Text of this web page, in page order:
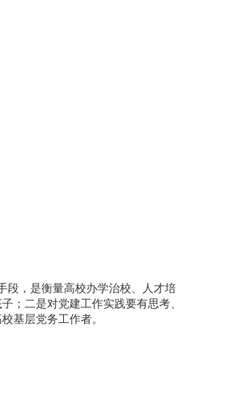
段，是衡量高校办学治校、人才培
；二是对党建工作实践要有思考、
基层党务工作者。